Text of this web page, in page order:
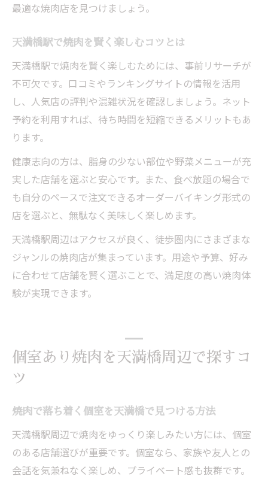
最適な焼肉店を見つけましょう。
天満橋駅で焼肉を賢く楽しむコツとは
天満橋駅で焼肉を賢く楽しむためには、事前リサーチが
不可欠です。口コミやランキングサイトの情報を活用
し、人気店の評判や混雑状況を確認しましょう。ネット
予約を利用すれば、待ち時間を短縮できるメリットもあ
ります。
健康志向の方は、脂身の少ない部位や野菜メニューが充
実した店舗を選ぶと安心です。また、食べ放題の場合で
も自分のペースで注文できるオーダーバイキング形式の
店を選ぶと、無駄なく美味しく楽しめます。
天満橋駅周辺はアクセスが良く、徒歩圏内にさまざまな
ジャンルの焼肉店が集まっています。用途や予算、好み
に合わせて店舗を賢く選ぶことで、満足度の高い焼肉体
験が実現できます。
個室あり焼肉を天満橋周辺で探すコ
ツ
焼肉で落ち着く個室を天満橋で見つける方法
天満橋駅周辺で焼肉をゆっくり楽しみたい方には、個室
のある店舗選びが重要です。個室なら、家族や友人との
会話を気兼ねなく楽しめ、プライベート感も抜群です。